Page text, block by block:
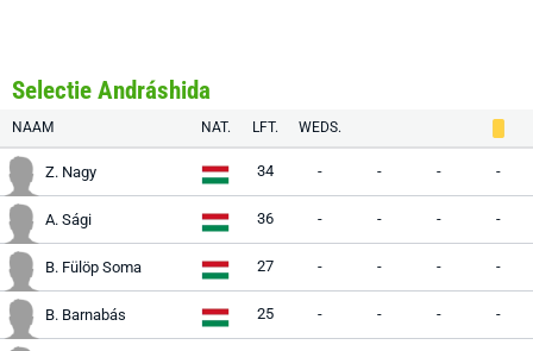
Selectie Andráshida
NAAM NAT. LFT. WEDS.
Z. Nagy 34 - - - -
A. Sági 36 - - - -
B. Fülöp Soma 27 - - - -
B. Barnabás 25 - - - -